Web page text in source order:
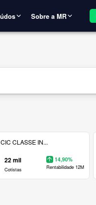
Sobre a MR
CLASSE IN...
22 mil
Cotistas
14,90%
Rentabilidade 12M